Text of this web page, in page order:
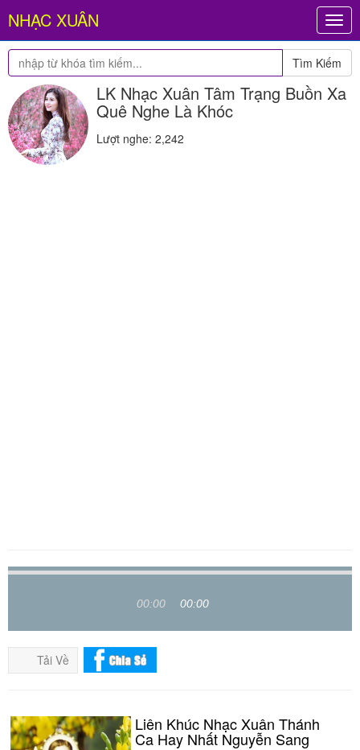
NHẠC XUÂN
Tìm Kiếm
LK Nhạc Xuân Tâm Trạng Buồn Xa
Quê Nghe Là Khóc
Lượt nghe: 2,242
00:00 00:00
Tải Về
Liên Khúc Nhạc Xuân Thánh
Ca Hay Nhất Nguyễn Sang